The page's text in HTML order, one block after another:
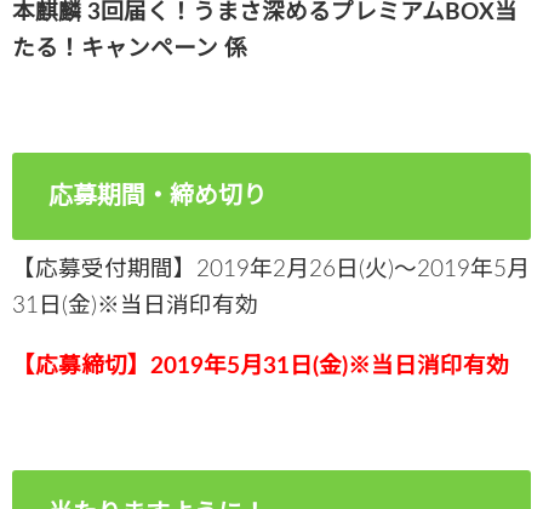
本麒麟 3回届く！うまさ深めるプレミアムBOX当
たる！キャンペーン 係
応募期間・締め切り
【応募受付期間】2019年2月26日(火)～2019年5月
31日(金)※当日消印有効
【応募締切】2019年5月31日(金)※当日消印有効